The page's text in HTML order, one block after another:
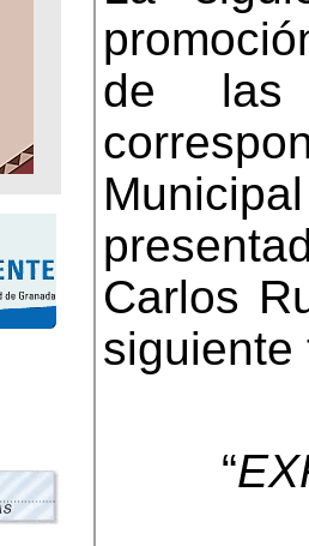
de las
Carlos
siguiente
“